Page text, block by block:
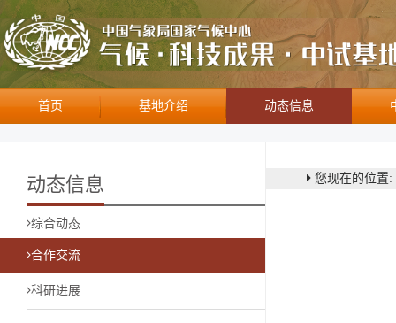
首页 基地介绍 动态信息
动态信息
综合动态
合作交流
科研进展
您现在的位置: